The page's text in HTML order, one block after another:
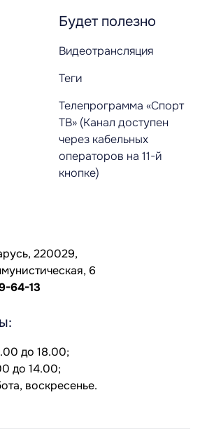
Будет полезно
Видеотрансляция
Теги
Телепрограмма «Спорт
ТВ» (Канал доступен
через кабельных
операторов на 11-й
кнопке)
220029,
6
64-13
до 18.00;
до 14.00;
воскресенье.